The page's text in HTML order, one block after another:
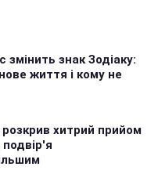
знак Зодіаку:
життя і кому не
хитрий прийом